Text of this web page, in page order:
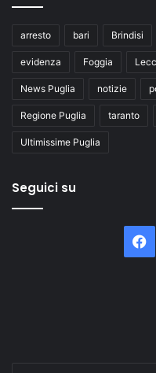
arresto bari Brindisi
evidenza Foggia
News Puglia notizie
Regione Puglia taranto
Ultimissime Puglia
Seguici su